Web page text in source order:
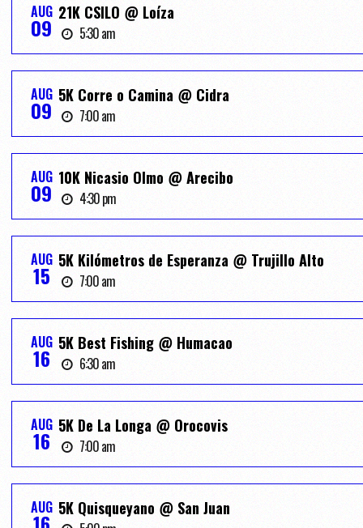
AUG
09
21K CSILO @ Loíza
5:30 am
AUG
09
5K Corre o Camina @ Cidra
7:00 am
AUG
09
10K Nicasio Olmo @ Arecibo
4:30 pm
AUG
15
5K Kilómetros de Esperanza @ Trujillo Alto
7:00 am
AUG
16
5K Best Fishing @ Humacao
6:30 am
AUG
16
5K De La Longa @ Orocovis
7:00 am
AUG 5K Quisqueyano @ San Juan